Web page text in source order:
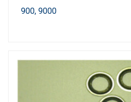
900 9000